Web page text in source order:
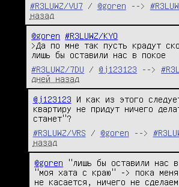
#R3LUWZ/VU7
/ @goren -->
назад
@goren
#R3LUWZ/KYO
>Да по мне так пусть крадут
лишь бы оставили нас в покое
#R3LUWZ/7DU
/ @j123123 -->
дней назад
@j123123 И как из этого
квартиру не придут ничего
станет"?
#R3LUWZ/VRS
/ @goren -->
назад
@goren "лишь бы оставили нас
"моя хата с краю" -> пока
не касается, ничего не